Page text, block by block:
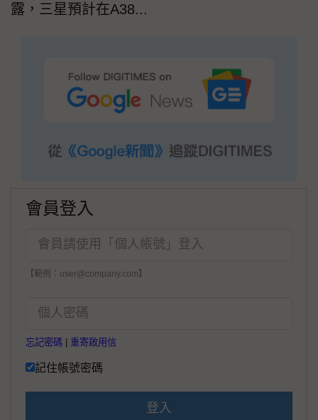
露，三星預計在A38...
會員登入
【範例：user@company.com】
忘記密碼 重寄啟用信
記住帳號密碼
登入